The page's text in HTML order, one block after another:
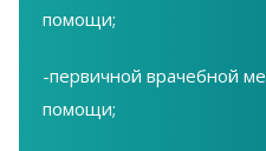
помощи;
-первичной врачебной
помощи;